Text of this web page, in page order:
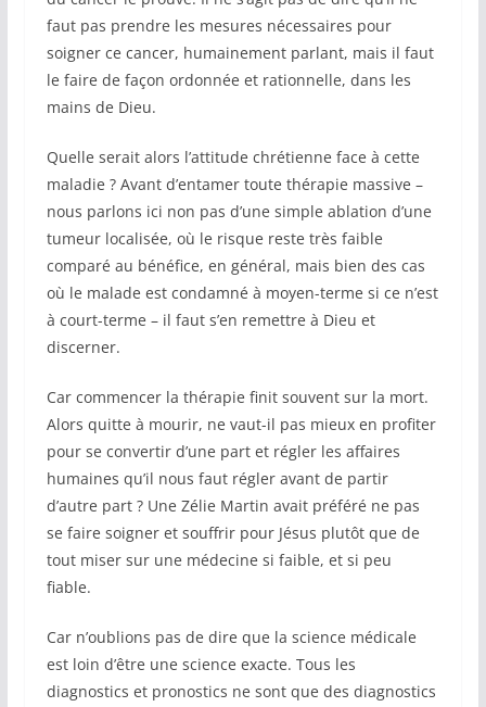
faut pas prendre les mesures nécessaires pour
soigner ce cancer, humainement parlant, mais il faut
le faire de façon ordonnée et rationnelle, dans les
mains de Dieu.
Quelle serait alors l’attitude chrétienne face à cette
maladie ? Avant d’entamer toute thérapie massive –
nous parlons ici non pas d’une simple ablation d’une
tumeur localisée, où le risque reste très faible
comparé au bénéfice, en général, mais bien des cas
où le malade est condamné à moyen-terme si ce n’est
à court-terme – il faut s’en remettre à Dieu et
discerner.
Car commencer la thérapie finit souvent sur la mort.
Alors quitte à mourir, ne vaut-il pas mieux en profiter
pour se convertir d’une part et régler les affaires
humaines qu’il nous faut régler avant de partir
d’autre part ? Une Zélie Martin avait préféré ne pas
se faire soigner et souffrir pour Jésus plutôt que de
tout miser sur une médecine si faible, et si peu
fiable.
Car n’oublions pas de dire que la science médicale
est loin d’être une science exacte. Tous les
diagnostics et pronostics ne sont que des diagnostics